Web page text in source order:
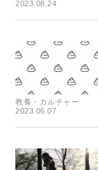
2023.08.24
教養・カルチャー
2023.06.07